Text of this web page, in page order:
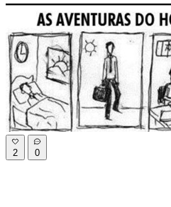
2 0